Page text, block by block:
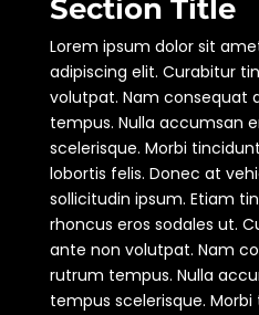
Section Title
Lorem ipsum dolor sit
adipiscing elit. Curabitur
volutpat. Nam consequat
tempus. Nulla accumsan
scelerisque. Morbi
lobortis felis. Donec at
sollicitudin ipsum. Etiam
rhoncus eros sodales ut.
ante non volutpat. Nam
rutrum tempus. Nulla
tempus scelerisque.